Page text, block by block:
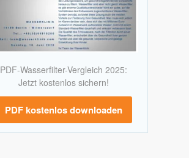
PDF-Wasserfilter-Vergleich 2025:
Jetzt kostenlos sichern!
PDF kostenlos downloaden